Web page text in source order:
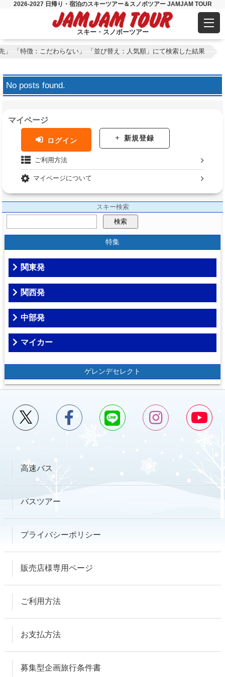
2026-2027 日帰り・宿泊のスキーツアー＆スノボツアー JAMJAM TOUR
スキー・スノボーツアー
「特徴：こだわらない」 「並び替え：人気順」にて検索した結果
No posts found.
マイページ
ログイン 新規登録
ご利用方法
マイページについて
スキー検索
検索
特集
関東発
関西発
中部発
マイカー
ゲレンデセレクト
高速バス
バスツアー
プライバシーポリシー
販売店様専用ページ
ご利用方法
お支払方法
募集型企画旅行条件書